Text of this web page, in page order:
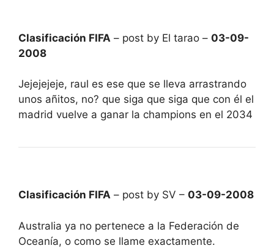
Clasificación FIFA – post by El tarao – 03-09-
2008
Jejejejeje, raul es ese que se lleva arrastrando
unos añitos, no? que siga que siga que con él el
madrid vuelve a ganar la champions en el 2034
Clasificación FIFA – post by SV – 03-09-2008
Australia ya no pertenece a la Federación de
Oceanía, o como se llame exactamente.